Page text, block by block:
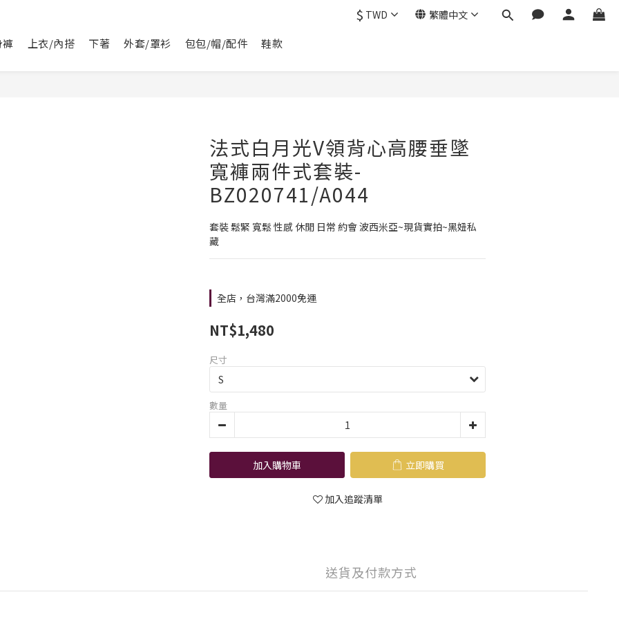
$ TWD 繁體中文
褲 上衣/內搭 下著 外套/罩衫 包包/帽/配件 鞋款
法式白月光V領背心高腰垂墜
寬褲兩件式套裝-
BZ020741/A044
套裝 鬆緊 寬鬆 性感 休閒 日常 約會 波西米亞~現貨實拍~黑妞私
藏
全店，台灣滿2000免運
NT$1,480
尺寸
數量
加入購物車 立即購買
加入追蹤清單
送貨及付款方式